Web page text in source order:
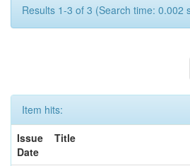
Results 1-3 of 3 (Search time: 0.002
Item hits:
Issue
Date
Title